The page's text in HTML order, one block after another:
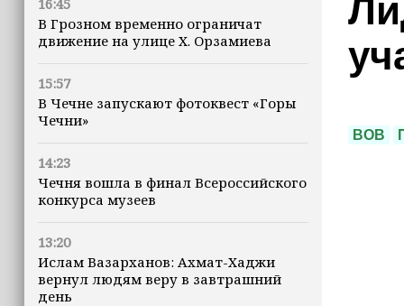
16:45
В Грозном временно ограничат
движение на улице Х. Орзамиева
15:57
В Чечне запускают фотоквест «Горы
Чечни»
14:23
Чечня вошла в финал Всероссийского
конкурса музеев
13:20
Ислам Вазарханов: Ахмат-Хаджи
вернул людям веру в завтрашний
день
ВОВ